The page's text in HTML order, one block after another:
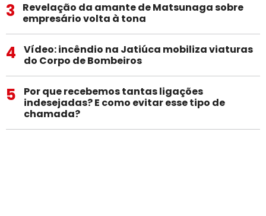
3
Revelação da amante de Matsunaga sobre
empresário volta à tona
4
Vídeo: incêndio na Jatiúca mobiliza viaturas
do Corpo de Bombeiros
5
Por que recebemos tantas ligações
indesejadas? E como evitar esse tipo de
chamada?